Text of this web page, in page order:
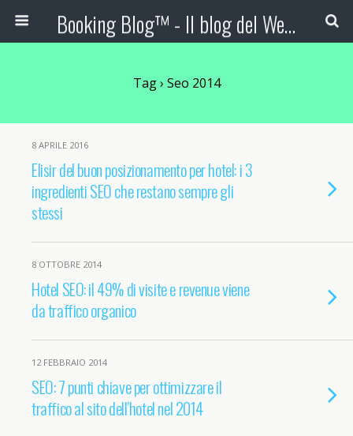
Booking Blog™ - Il blog del Web Marketing Turistico
Tag › Seo 2014
8 APRILE 2016
Elisir del buon posizionamento per hotel: i 3
ingredienti SEO che restano sempre gli
stessi
8 OTTOBRE 2014
Hotel SEO: il 49% di visite e revenue viene
da traffico organico
12 FEBBRAIO 2014
SEO: 7 punti chiave per ottimizzare il
traffico al sito dell’hotel nel 2014